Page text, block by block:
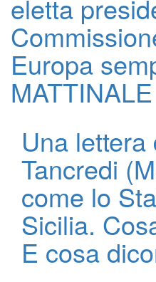
eletta
Europa
Una
Tancredi
come lo
Sicilia.
E cosa